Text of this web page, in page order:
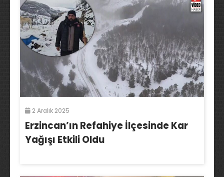
2 Aralık 2025
Erzincan’ın Refahiye İlçesinde Kar
Yağışı Etkili Oldu